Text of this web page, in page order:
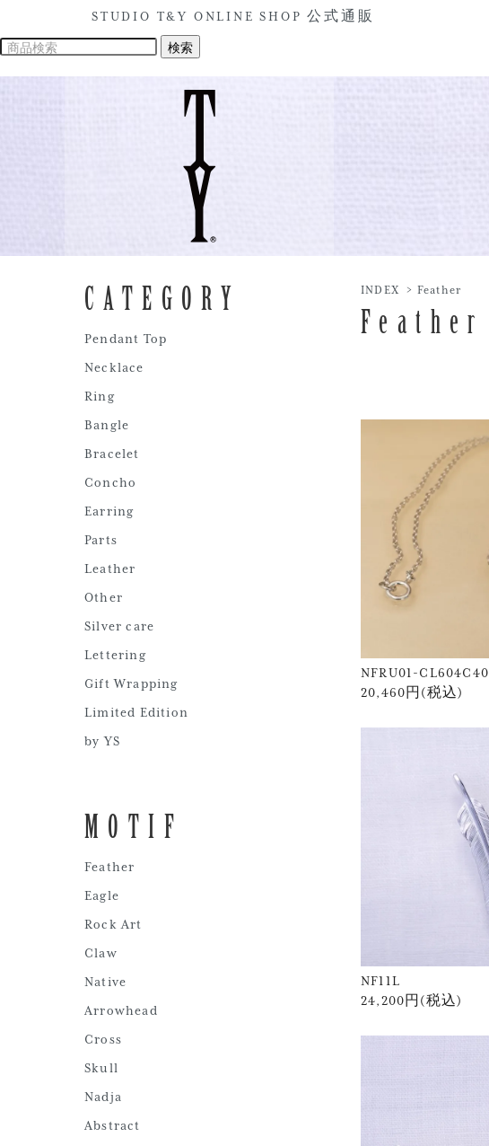
STUDIO T&Y ONLINE SHOP 公式通販
INDEX > Feather
Feather
NFRU01-CL604C40
20,460円(税込)
NF11L
24,200円(税込)
CATEGORY
Pendant Top
Necklace
Ring
Bangle
Bracelet
Concho
Earring
Parts
Leather
Other
Silver care
Lettering
Gift Wrapping
Limited Edition
by YS
MOTIF
Feather
Eagle
Rock Art
Claw
Native
Arrowhead
Cross
Skull
Nadja
Abstract